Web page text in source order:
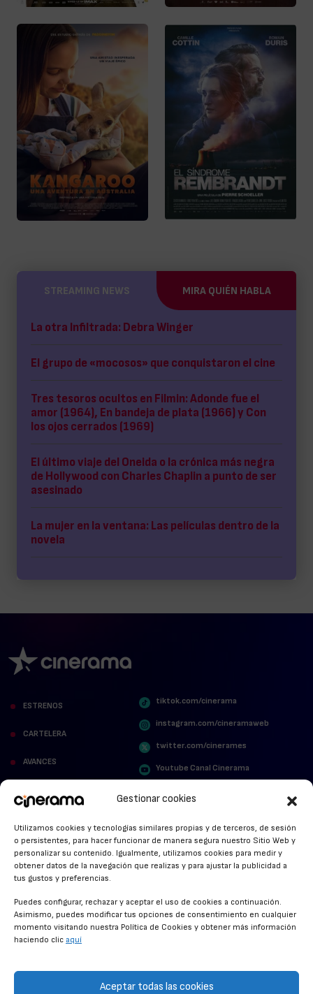
Gestionar cookies
Utilizamos cookies y tecnologías similares propias y de terceros, de sesión
o persistentes, para hacer funcionar de manera segura nuestro Sitio Web y
personalizar su contenido. Igualmente, utilizamos cookies para medir y
obtener datos de la navegación que realizas y para ajustar la publicidad a
tus gustos y preferencias.
Puedes configurar, rechazar y aceptar el uso de cookies a continuación.
Asimismo, puedes modificar tus opciones de consentimiento en cualquier
momento visitando nuestra Política de Cookies y obtener más información
haciendo clic aquí
Aceptar todas las cookies
STREAMING NEWS MIRA QUIÉN HABLA
La otra Infiltrada: Debra Winger
El grupo de «mocosos» que conquistaron el cine
Tres tesoros ocultos en Filmin: Adonde fue el
amor (1964), En bandeja de plata (1966) y Con
los ojos cerrados (1969)
El último viaje del Oneida o la crónica más negra
de Hollywood con Charles Chaplin a punto de ser
asesinado
La mujer en la ventana: Las películas dentro de la
novela
ESTRENOS
CARTELERA
AVANCES
STREAMING NEWS
ANUNCIOS DE CINE
tiktok.com/cinerama
instagram.com/cineramaweb
twitter.com/cinerames
Youtube Canal Cinerama
POLÍTICA DE COOKIES